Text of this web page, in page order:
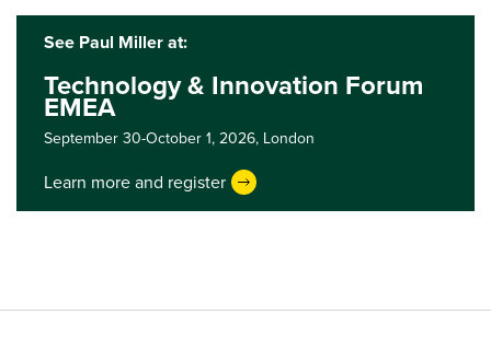
See Paul Miller at:
Technology & Innovation Forum
EMEA
September 30-October 1, 2026, London
Learn more and register